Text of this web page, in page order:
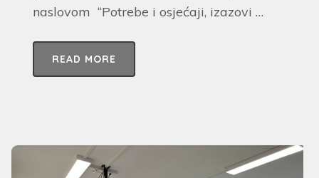
naslovom “Potrebe i osjećaji, izazovi …
READ MORE